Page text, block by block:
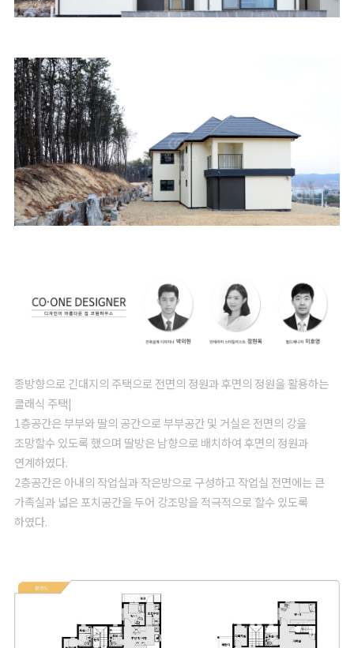
종방향으로 긴대지의 주택으로 전면의 정원과 후면의 정원을 활용하는
클래식 주택|
1층공간은 부부와 딸의 공간으로 부부공간 및 거실은 전면의 강을
조망할수 있도록 했으며 딸방은 남향으로 배치하여 후면의 정원과
연계하였다.
2층공간은 아내의 작업실과 작은방으로 구성하고 작업실 전면에는 큰
가족실과 넓은 포치공간을 두어 강조망을 적극적으로 할수 있도록
하였다.